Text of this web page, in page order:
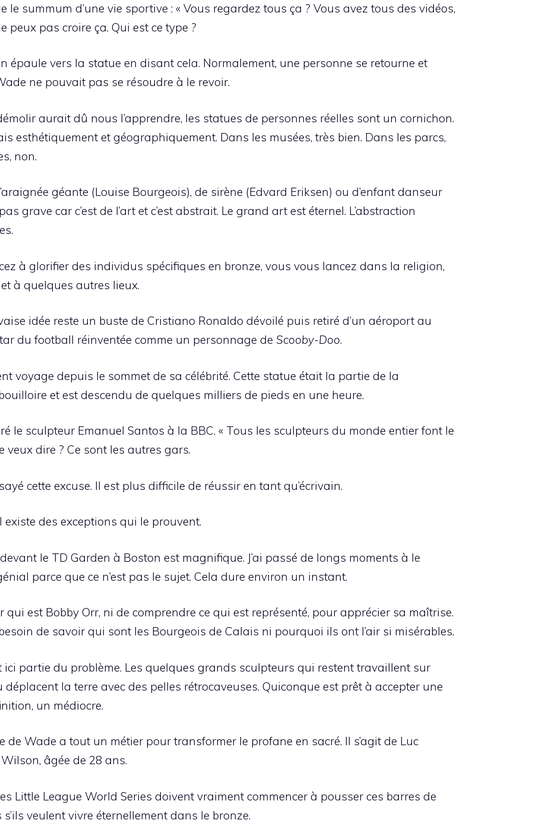
le summum d’une vie sportive : « Vous regardez tous ça ? Vous avez tous des vidéos,
peux pas croire ça. Qui est ce type ?
épaule vers la statue en disant cela. Normalement, une personne se retourne et
ne pouvait pas se résoudre à le revoir.
aurait dû nous l’apprendre, les statues de personnes réelles sont un cornichon.
esthétiquement et géographiquement. Dans les musées, très bien. Dans les parcs,
non.
géante (Louise Bourgeois), de sirène (Edvard Eriksen) ou d’enfant danseur
grave car c’est de l’art et c’est abstrait. Le grand art est éternel. L’abstraction
à glorifier des individus spécifiques en bronze, vous vous lancez dans la religion,
à quelques autres lieux.
idée reste un buste de Cristiano Ronaldo dévoilé puis retiré d’un aéroport au
du football réinventée comme un personnage de Scooby-Doo.
voyage depuis le sommet de sa célébrité. Cette statue était la partie de la
et est descendu de quelques milliers de pieds en une heure.
le sculpteur Emanuel Santos à la BBC. « Tous les sculpteurs du monde entier font le
veux dire ? Ce sont les autres gars.
cette excuse. Il est plus difficile de réussir en tant qu’écrivain.
des exceptions qui le prouvent.
le TD Garden à Boston est magnifique. J’ai passé de longs moments à le
parce que ce n’est pas le sujet. Cela dure environ un instant.
qui est Bobby Orr, ni de comprendre ce qui est représenté, pour apprécier sa maîtrise.
de savoir qui sont les Bourgeois de Calais ni pourquoi ils ont l’air si misérables.
ici partie du problème. Les quelques grands sculpteurs qui restent travaillent sur
déplacent la terre avec des pelles rétrocaveuses. Quiconque est prêt à accepter une
un médiocre.
de Wade a tout un métier pour transformer le profane en sacré. Il s’agit de Luc
âgée de 28 ans.
Little League World Series doivent vraiment commencer à pousser ces barres de
veulent vivre éternellement dans le bronze.